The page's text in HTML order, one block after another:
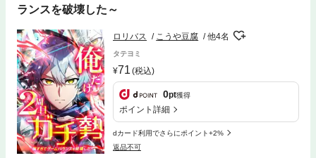
ランスを破壊した～
ロリバス こうや豆腐 他4名
タテヨミ
71 (税込)
0pt獲得
ポイント詳細
dカード利用でさらにポイント+2%
返品不可